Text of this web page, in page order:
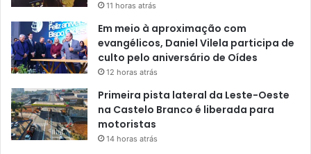
11 horas atrás
Em meio à aproximação com
evangélicos, Daniel Vilela participa de
culto pelo aniversário de Oídes
12 horas atrás
Primeira pista lateral da Leste-Oeste
na Castelo Branco é liberada para
motoristas
14 horas atrás